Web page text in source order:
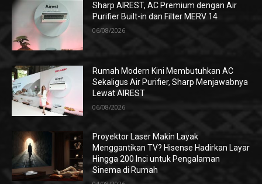
Sharp AIREST, AC Premium dengan Air
Purifier Built-in dan Filter MERV 14
06/08/2026
Rumah Modern Kini Membutuhkan AC
Sekaligus Air Purifier, Sharp Menjawabnya
Lewat AIREST
06/08/2026
Proyektor Laser Makin Layak
Menggantikan TV? Hisense Hadirkan Layar
Hingga 200 Inci untuk Pengalaman
Sinema di Rumah